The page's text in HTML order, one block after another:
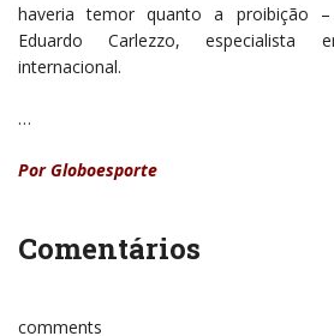
haveria temor quanto a proibição
Eduardo Carlezzo, especialista
internacional.
…
Por Globoesporte
Comentários
comments